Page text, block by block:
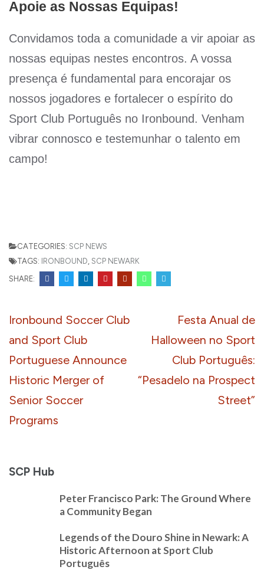
Apoie as Nossas Equipas!
Convidamos toda a comunidade a vir apoiar as
nossas equipas nestes encontros. A vossa
presença é fundamental para encorajar os
nossos jogadores e fortalecer o espírito do
Sport Club Português no Ironbound. Venham
vibrar connosco e testemunhar o talento em
campo!
CATEGORIES: SCP NEWS
TAGS: IRONBOUND, SCP NEWARK
SHARE:
Post
navigation
Ironbound Soccer Club
and Sport Club
Portuguese Announce
Historic Merger of
Senior Soccer
Programs
Festa Anual de
Halloween no Sport
Club Português:
“Pesadelo na Prospect
Street”
SCP Hub
Peter Francisco Park: The Ground Where
a Community Began
Legends of the Douro Shine in Newark: A
Historic Afternoon at Sport Club
Português